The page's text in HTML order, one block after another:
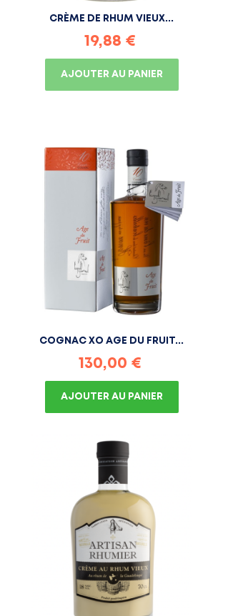
CRÈME DE RHUM VIEUX...
Prix
19,88 €
AJOUTER AU PANIER
COGNAC XO AGE DU FRUIT...
Prix
130,00 €
AJOUTER AU PANIER